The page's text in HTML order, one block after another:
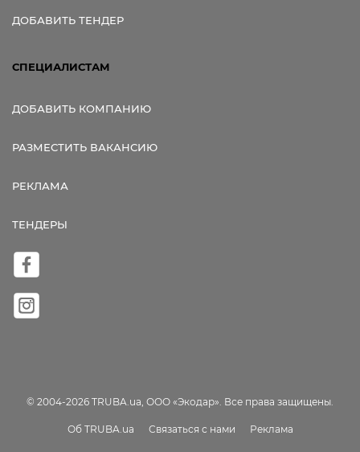
ДОБАВИТЬ ТЕНДЕР
СПЕЦИАЛИСТАМ
ДОБАВИТЬ КОМПАНИЮ
РАЗМЕСТИТЬ ВАКАНСИЮ
РЕКЛАМА
ТЕНДЕРЫ
© 2004-2026 TRUBA.ua, ООО «Экодар». Все права защищены.
Об TRUBA.ua Связаться с нами Реклама